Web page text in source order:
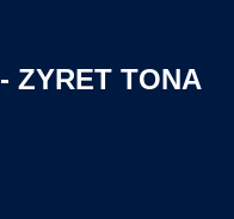
ZYRET TONA